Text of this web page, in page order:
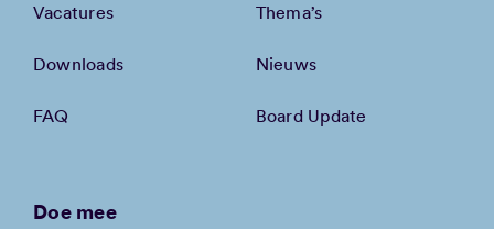
Vacatures
Downloads
FAQ
Thema’s
Nieuws
Board Update
Doe mee